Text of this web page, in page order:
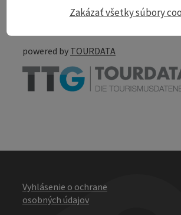
Print article
powered by TOURDATA
Vyhlásenie o ochrane
osobných údajov
Zakázať všetky súbory